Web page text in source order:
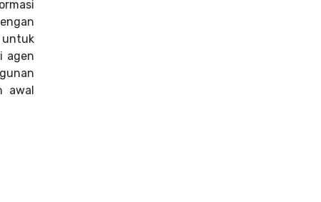
untuk
agen
awal